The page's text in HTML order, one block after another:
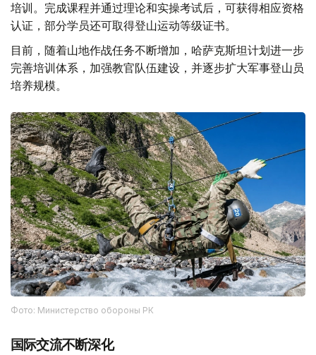
培训。完成课程并通过理论和实操考试后，可获得相应资格
认证，部分学员还可取得登山运动等级证书。
目前，随着山地作战任务不断增加，哈萨克斯坦计划进一步
完善培训体系，加强教官队伍建设，并逐步扩大军事登山员
培养规模。
Фото: Министерство обороны РК
国际交流不断深化